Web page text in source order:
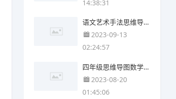
14:38:31
语文艺术手法思维导图(4个高清晰可打印)
2023-09-13
02:24:57
四年级思维导图数学第二单元(4张精选版)
2023-08-20
01:45:06